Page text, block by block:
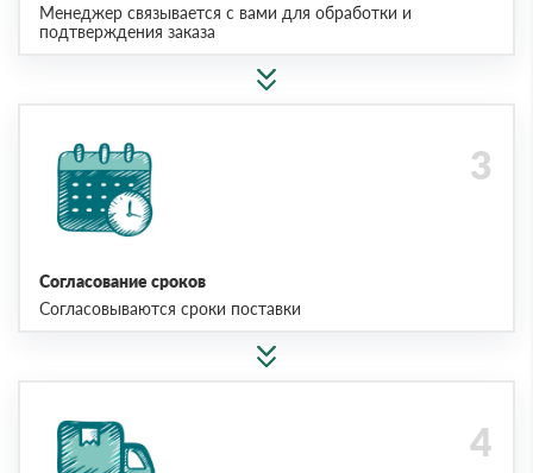
Менеджер связывается с вами для обработки и
подтверждения заказа
Согласование сроков
Согласовываются сроки поставки